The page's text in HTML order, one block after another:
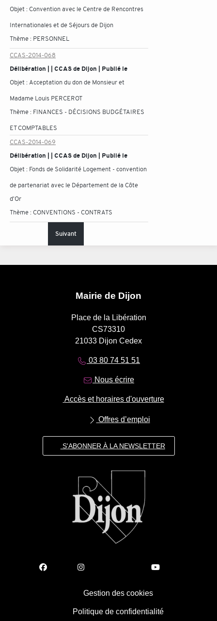
Objet : Convention avec le Centre de Rencontres
Internationales et de Séjours de Dijon
Thème : PERSONNEL
CCAS-2014-068
Délibération | | CCAS de Dijon | Publié le
Objet : Acceptation du don de Monsieur et
Madame Louis PERCEROT
Thème : FINANCES - DÉCISIONS BUDGÉTAIRES
ET COMPTABLES
CCAS-2014-069
Délibération | | CCAS de Dijon | Publié le
Objet : Fonds de Solidarité Logement - convention
de partenariat avec le Département de la Côte
d'Or
Thème : CONVENTIONS - CONTRATS
Suivant
Mairie de Dijon
Place de la Libération
CS73310
21033 Dijon Cedex
03 80 74 51 51
Nous écrire
Accès et horaires d'ouverture
Offres d’emploi
S'ABONNER À LA NEWSLETTER
Gestion des cookies
Politique de confidentialité